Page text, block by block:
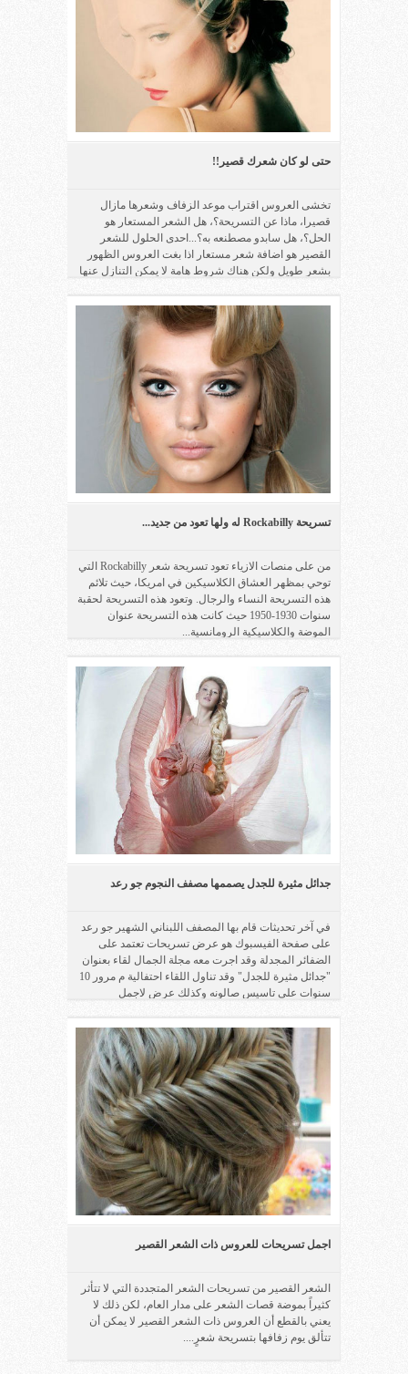
حتى لو كان شعرك قصير!!
تخشى العروس اقتراب موعد الزفاف وشعرها مازال
قصيرا، ماذا عن التسريحة؟، هل الشعر المستعار هو
الحل؟، هل سابدو مصطنعه به؟...احدى الحلول للشعر
القصير هو اضافة شعر مستعار اذا بغت العروس الظهور
بشعر طويل ولكن هناك شروط هامة لا يمكن التنازل عنها
تسريحة Rockabilly له ولها تعود من جديد...
من على منصات الازياء تعود تسريحة شعر Rockabilly التي
توحي بمظهر العشاق الكلاسيكين في امريكا، حيث تلائم
هذه التسريحة النساء والرجال. وتعود هذه التسريحة لحقبة
سنوات 1930-1950 حيث كانت هذه التسريحة عنوان
الموضة والكلاسيكية الرومانسية...
جدائل مثيرة للجدل يصممها مصفف النجوم جو رعد
في آخر تحديثات قام بها المصفف اللبناني الشهير جو رعد
على صفحة الفيسبوك هو عرض تسريحات تعتمد على
الضفائر المجدلة وقد اجرت معه مجلة الجمال لقاء بعنوان
"جدائل مثيرة للجدل" وقد تناول اللقاء احتفالية م مرور 10
سنوات على تاسيس صالونه وكذلك عرض لاجمل
اجمل تسريحات للعروس ذات الشعر القصير
الشعر القصير من تسريحات الشعر المتجددة التي لا تتأثر
كثيراً بموضة قصات الشعر على مدار العام، لكن ذلك لا
يعني بالقطع أن العروس ذات الشعر القصير لا يمكن أن
تتألق يوم زفافها بتسريحة شعرٍ....